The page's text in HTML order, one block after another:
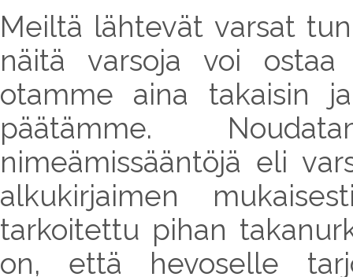
Meiltä lähtevät varsat
näitä varsoja voi ostaa
otamme aina takaisin
päätämme.
nimeämissääntöjä eli
alkukirjaimen
tarkoitettu pihan
on, että hevoselle